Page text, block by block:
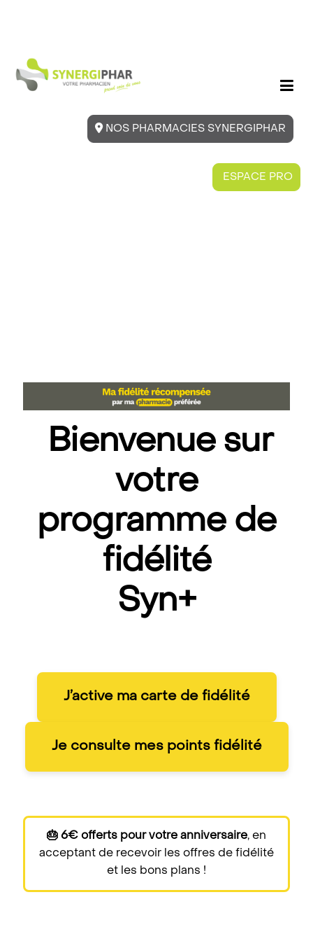
NOS PHARMACIES SYNERGIPHAR
ESPACE PRO
Bienvenue sur
votre
programme de
fidélité
Syn+
J’active ma carte de fidélité
Je consulte mes points fidélité
🎂 6€ offerts pour votre anniversaire, en
acceptant de recevoir les offres de fidélité
et les bons plans !